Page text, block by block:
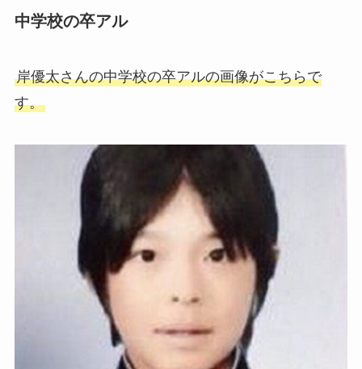
中学校の卒アル
岸優太さんの中学校の卒アルの画像がこちらで
す。